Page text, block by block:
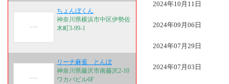
ちょんぼくん
神奈川県横浜市中区伊勢佐
木町3-99-1
リーチ麻雀 とんぼ
神奈川県藤沢市南藤沢2-10
ワカバビル6F
2024年10月11日
2024年09月06日
2024年07月29日
2024年07月03日